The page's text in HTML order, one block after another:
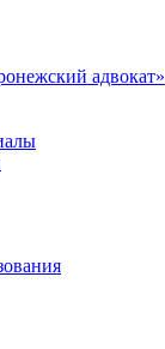
адвокат»